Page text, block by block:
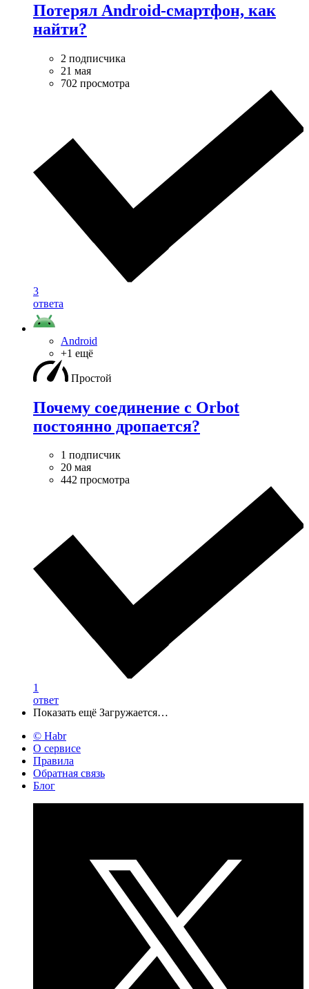
Потерял Android-смартфон, как
найти?
2 подписчика
21 мая
702 просмотра
3
ответа
Android
+1 ещё
Простой
Почему соединение с Orbot
постоянно дропается?
1 подписчик
20 мая
442 просмотра
1
ответ
Показать ещё Загружается…
© Habr
О сервисе
Правила
Обратная связь
Блог